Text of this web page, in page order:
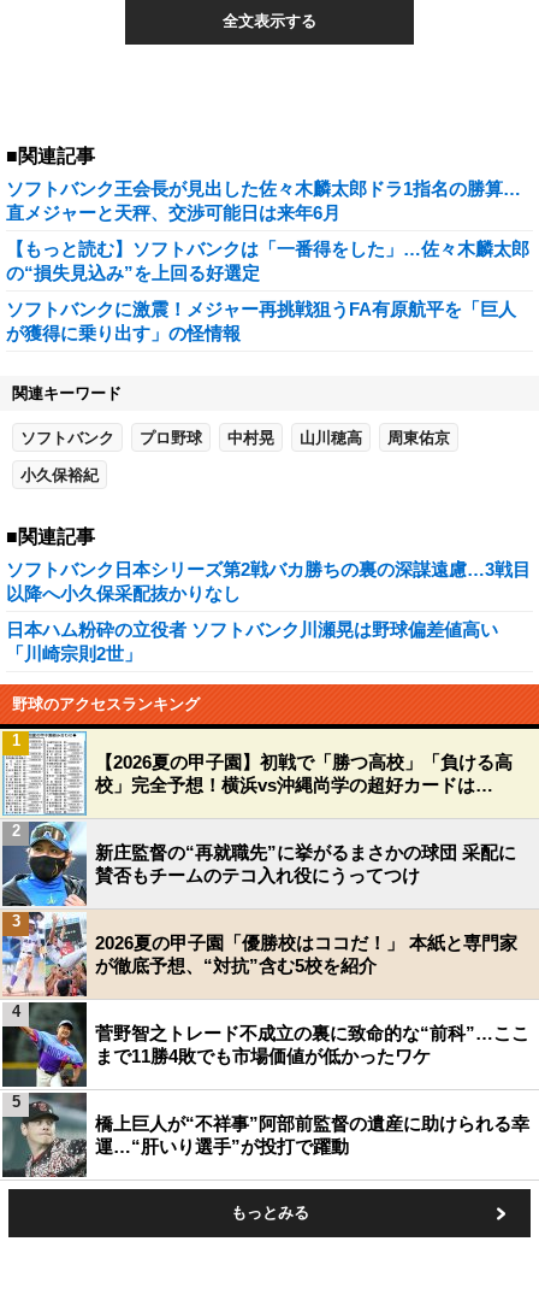
全文表示する
■関連記事
ソフトバンク王会長が見出した佐々木麟太郎ドラ1指名の勝算…
直メジャーと天秤、交渉可能日は来年6月
【もっと読む】ソフトバンクは「一番得をした」…佐々木麟太郎
の“損失見込み”を上回る好選定
ソフトバンクに激震！メジャー再挑戦狙うFA有原航平を「巨人
が獲得に乗り出す」の怪情報
関連キーワード
ソフトバンク プロ野球 中村晃 山川穂高 周東佑京
小久保裕紀
■関連記事
ソフトバンク日本シリーズ第2戦バカ勝ちの裏の深謀遠慮…3戦目
以降へ小久保采配抜かりなし
日本ハム粉砕の立役者 ソフトバンク川瀬晃は野球偏差値高い
「川崎宗則2世」
野球のアクセスランキング
【2026夏の甲子園】初戦で「勝つ高校」「負ける高
校」完全予想！横浜vs沖縄尚学の超好カードは…
1
新庄監督の“再就職先”に挙がるまさかの球団 采配に
賛否もチームのテコ入れ役にうってつけ
2
2026夏の甲子園「優勝校はココだ！」 本紙と専門家
が徹底予想、“対抗”含む5校を紹介
3
菅野智之トレード不成立の裏に致命的な“前科”…ここ
まで11勝4敗でも市場価値が低かったワケ
4
橋上巨人が“不祥事”阿部前監督の遺産に助けられる幸
運…“肝いり選手”が投打で躍動
5
もっとみる